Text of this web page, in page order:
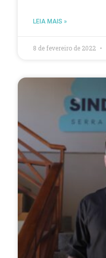
LEIA MAIS »
8 de fevereiro de 2022